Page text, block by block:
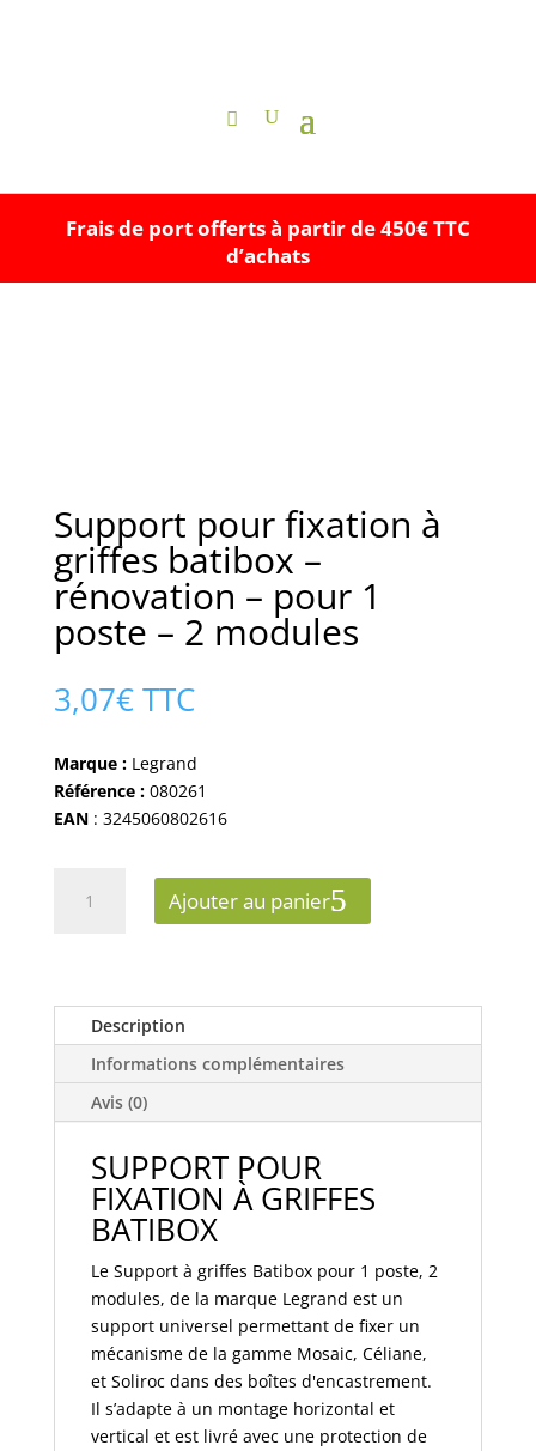
Frais de port offerts à partir de 450€ TTC
d’achats
Support pour fixation à
griffes batibox –
rénovation – pour 1
poste – 2 modules
3,07€ TTC
Marque :Legrand
Référence :080261
EAN: 3245060802616
griffes
batibox
rénovation
poste
modules
Ajouter au panier
Description
Informations complémentaires
Avis (0)
SUPPORT POUR
FIXATION À GRIFFES
BATIBOX
Le Support à griffes Batibox pour 1 poste, 2
modules, de la marque Legrand est un
support universel permettant de fixer un
mécanisme de la gamme Mosaic, Céliane,
et Soliroc dans des boîtes d'encastrement.
Il s’adapte à un montage horizontal et
vertical et est livré avec une protection de